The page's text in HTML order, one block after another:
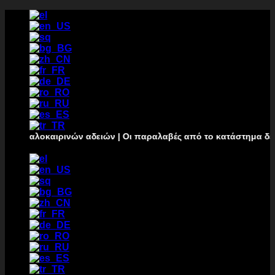
Преминаване
съдържанието
αδειών | Οι παραλαβές από το κατάστημα δεν θα